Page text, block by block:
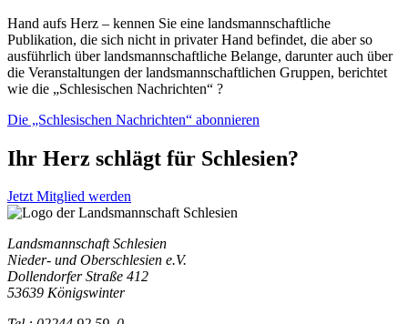
Hand aufs Herz – kennen Sie eine landsmannschaftliche
Publikation, die sich nicht in privater Hand befindet, die aber so
ausführlich über landsmannschaftliche Belange, darunter auch über
die Veranstaltungen der landsmannschaftlichen Gruppen, berichtet
wie die „Schlesischen Nachrichten“ ?
Die „Schlesischen Nachrichten“ abonnieren
Ihr Herz schlägt für Schlesien?
Jetzt Mitglied werden
Landsmannschaft Schlesien
Nieder- und Oberschlesien e.V.
Dollendorfer Straße 412
53639 Königswinter